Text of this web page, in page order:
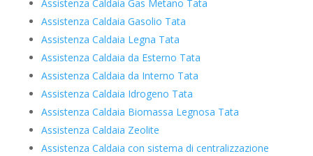
Assistenza Caldaia Gas Metano Tata
Assistenza Caldaia Gasolio Tata
Assistenza Caldaia Legna Tata
Assistenza Caldaia da Esterno Tata
Assistenza Caldaia da Interno Tata
Assistenza Caldaia Idrogeno Tata
Assistenza Caldaia Biomassa Legnosa Tata
Assistenza Caldaia Zeolite
Assistenza Caldaia con sistema di centralizzazione